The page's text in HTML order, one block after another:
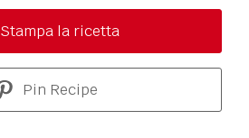
Stampa la ricetta
Pin Recipe